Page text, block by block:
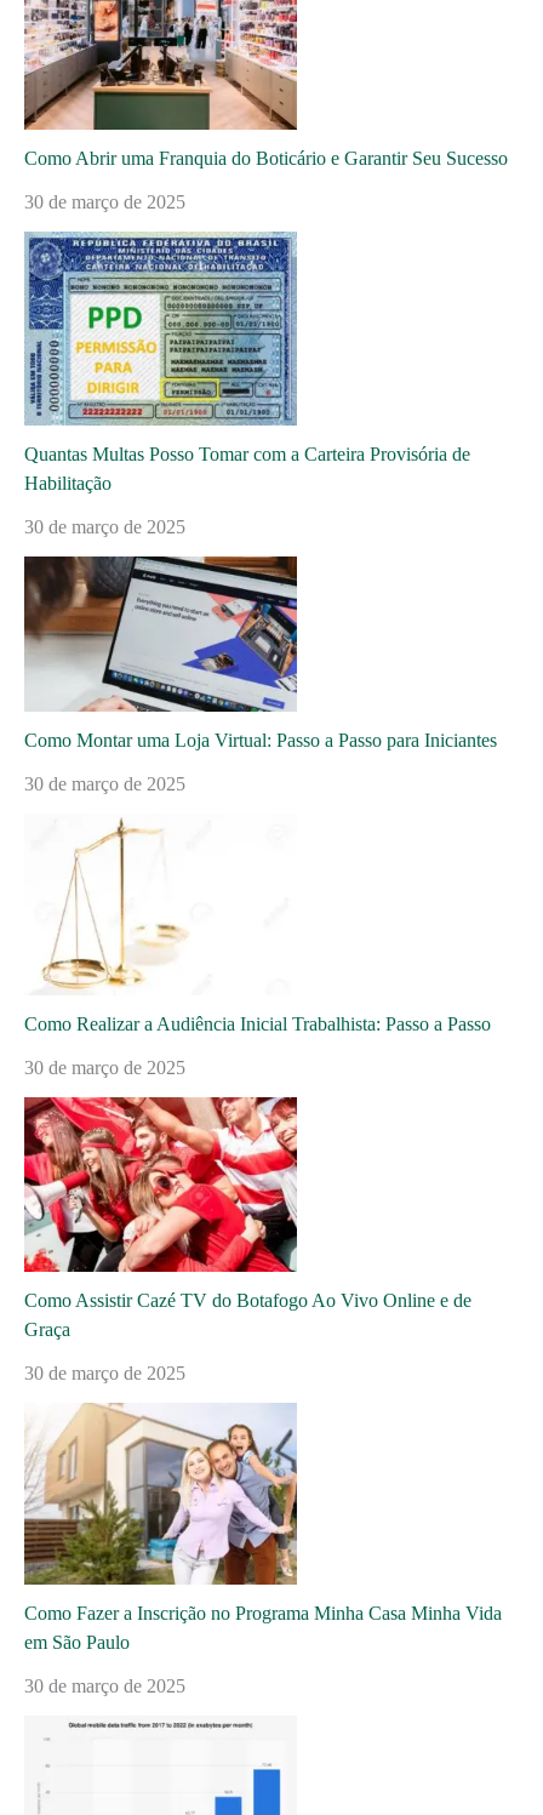
Como Abrir uma Franquia do Boticário e Garantir Seu Sucesso
30 de março de 2025
Quantas Multas Posso Tomar com a Carteira Provisória de
Habilitação
30 de março de 2025
Como Montar uma Loja Virtual: Passo a Passo para Iniciantes
30 de março de 2025
Como Realizar a Audiência Inicial Trabalhista: Passo a Passo
30 de março de 2025
Como Assistir Cazé TV do Botafogo Ao Vivo Online e de
Graça
30 de março de 2025
Como Fazer a Inscrição no Programa Minha Casa Minha Vida
em São Paulo
30 de março de 2025